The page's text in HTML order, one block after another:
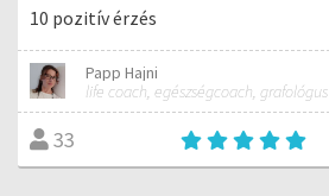
10 pozitív érzés
Papp Hajni
life coach, egészségcoach, grafológus
33